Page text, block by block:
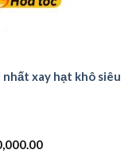
nhất xay hạt khô siêu